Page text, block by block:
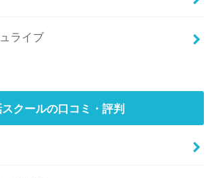
ライブ
クールの口コミ・評判